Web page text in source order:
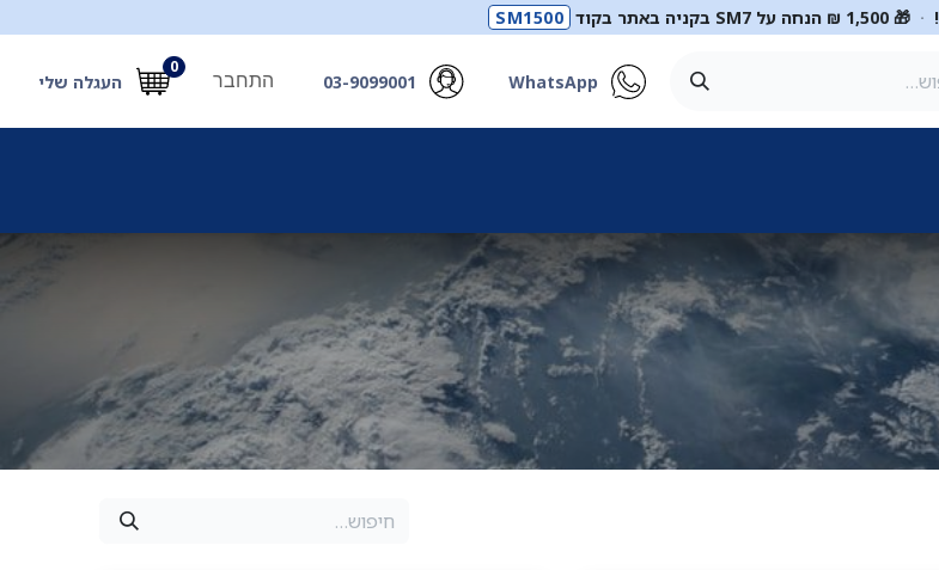
· 🎁 1,500 ₪ הנחה על SM7 בקניה באתר בקוד SM1500
WhatsApp
03-9099001
0
העגלה שלי התחבר